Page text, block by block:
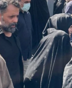
Ahmedinejad'ın
hayatını
Ahmedinejad,
ortaya çıktı.